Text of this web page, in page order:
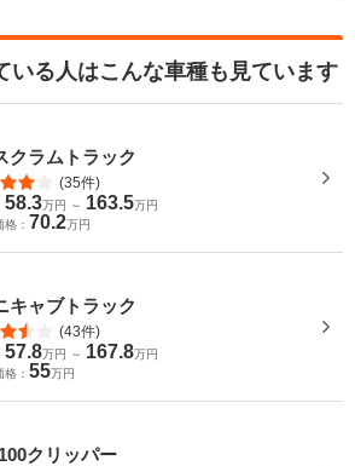
いる人はこんな車種も見ています
クラムトラック
(35件)
58.3万円 ～ 163.5万円
： 70.2万円
キャブトラック
(43件)
57.8万円 ～ 167.8万円
： 55万円
クリッパー